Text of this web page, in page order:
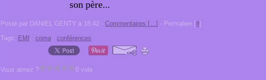
son père...
Posté par DANIEL GENTY à 18:42 - Commentaires […] - Permalien [#]
Tags: EMI , coma, conférences
Vous aimez ?
0 vote